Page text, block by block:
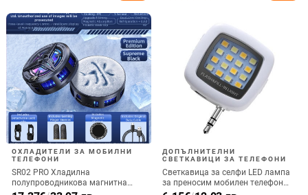
ОХЛАДИТЕЛИ ЗА МОБИЛНИ
ТЕЛЕФОНИ
SR02 PRO Хладилна
полупроводникова магнитна
задна щипка за мобилен телефон
ДОПЪЛНИТЕЛНИ
СВЕТКАВИЦИ ЗА ТЕЛЕФОНИ
Светкавица за селфи LED лампа
за преносим мобилен телефон
Запълваща светлина за